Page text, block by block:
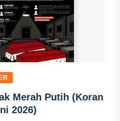
Merah Putih (Koran
2026)